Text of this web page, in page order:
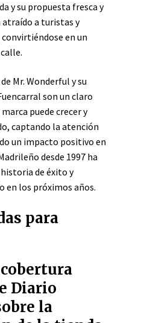
y su propuesta fresca y
a turistas y
en un
Mr. Wonderful y su
son un claro
puede crecer y
captando la atención
un impacto positivo en
desde 1997 ha
de éxito y
en los próximos años.
para
Diario
la